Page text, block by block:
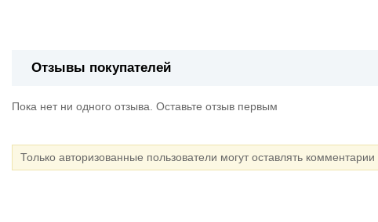
Отзывы покупателей
Пока нет ни одного отзыва. Оставьте отзыв первым
Только авторизованные пользователи могут оставлять комментарии